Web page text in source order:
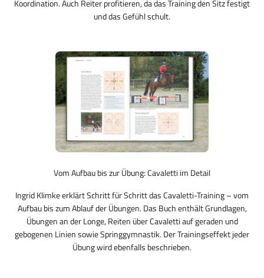
Koordination. Auch Reiter profitieren, da das Training den Sitz festigt
und das Gefühl schult.
Vom Aufbau bis zur Übung: Cavaletti im Detail
Ingrid Klimke erklärt Schritt für Schritt das Cavaletti-Training – vom
Aufbau bis zum Ablauf der Übungen. Das Buch enthält Grundlagen,
Übungen an der Longe, Reiten über Cavaletti auf geraden und
gebogenen Linien sowie Springgymnastik. Der Trainingseffekt jeder
Übung wird ebenfalls beschrieben.